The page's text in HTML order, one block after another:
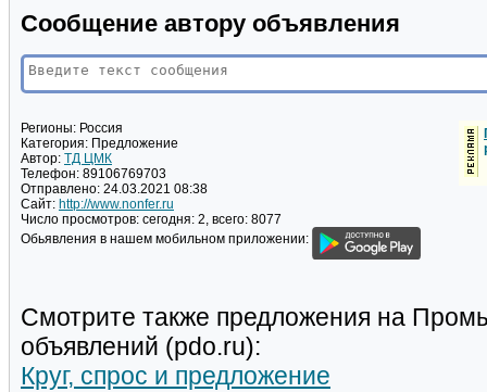
Сообщение автору объявления
Регионы: Россия
Категория: Предложение
Автор: ТД ЦМК
Телефон: 89106769703
Отправлено: 24.03.2021 08:38
Сайт: http://www.nonfer.ru
Число просмотров: сегодня: 2, всего: 8077
Обьявления в нашем мобильном приложении:
Смотрите также предложения на
объявлений (pdo.ru):
Круг, спрос и предложение